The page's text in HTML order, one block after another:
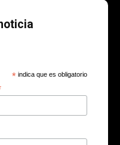
* indica que es obligatorio